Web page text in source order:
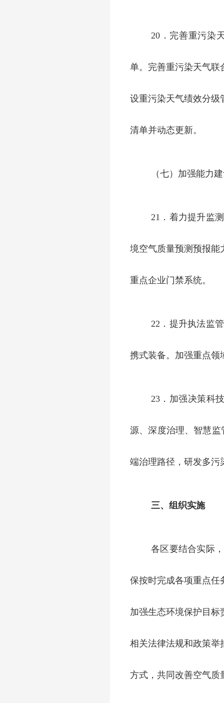
20．完善重污染
单。完善重污染天气联
设重污染天气绩效分级
清单并动态更新。
（七）加强能力
21．着力提升监
境空气质量预测预报能
重点企业门禁系统。
22．提升执法监
携式装备。加强重点领
23．加强决策科
源、深度治理、智慧
端治理路径，研发多污
三、组织实施
各区要结合实际
保按时完成各项重点任
加强生态环境保护目
相关法律法规和政策举
方式，共同改善空气质